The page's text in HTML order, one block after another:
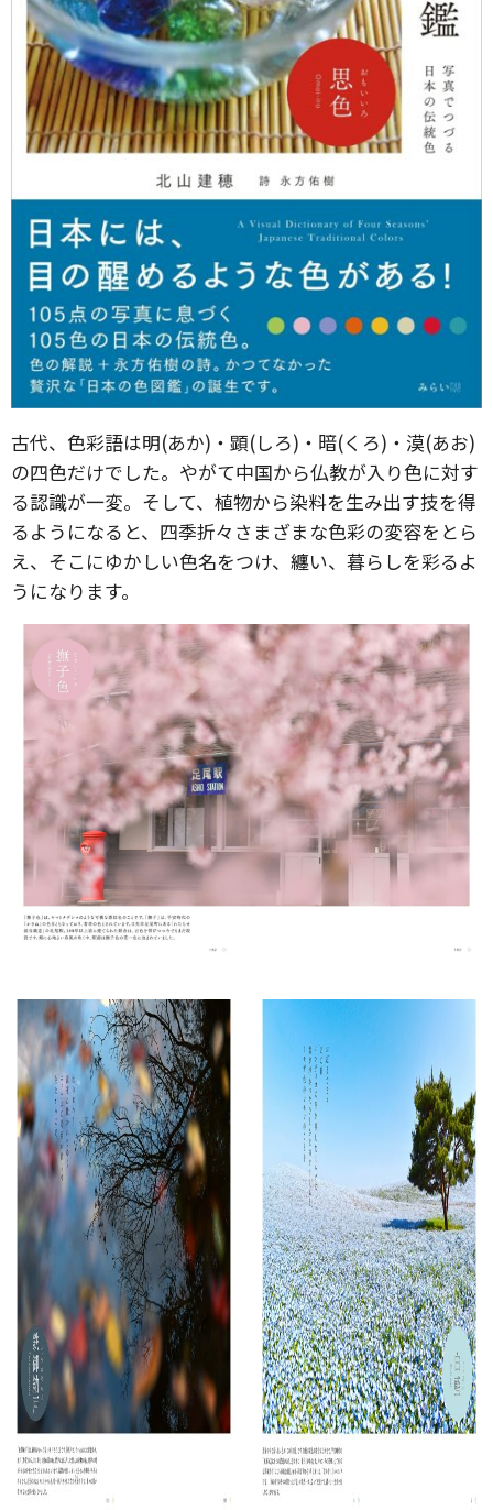
古代、色彩語は明(あか)・顕(しろ)・暗(くろ)・漠(あお)
の四色だけでした。やがて中国から仏教が入り色に対す
る認識が一変。そして、植物から染料を生み出す技を得
るようになると、四季折々さまざまな色彩の変容をとら
え、そこにゆかしい色名をつけ、纏い、暮らしを彩るよ
うになります。